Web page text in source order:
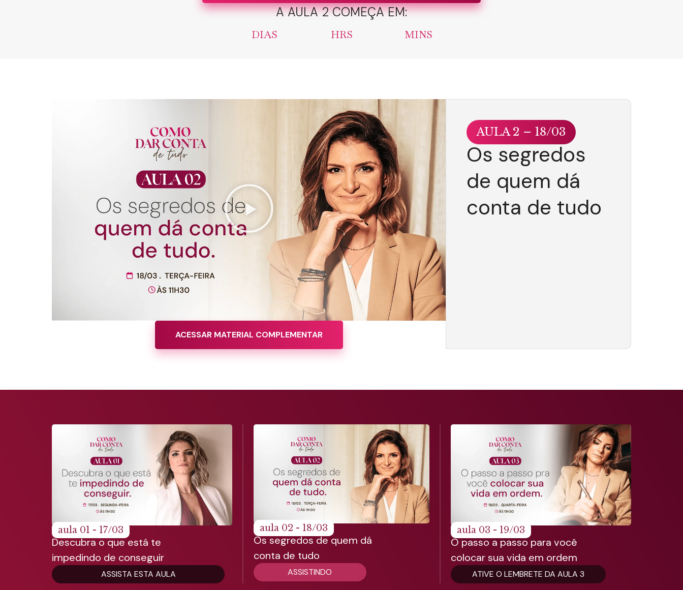
A AULA 2 COMEÇA EM:
DIAS HRS MINS
ACESSAR MATERIAL COMPLEMENTAR
AULA 2 – 18/03
Os segredos
de quem dá
conta de tudo
aula 01 - 17/03
Descubra o que está te
impedindo de conseguir
ASSISTA ESTA AULA
aula 02 - 18/03
Os segredos de quem dá
conta de tudo
ASSISTINDO
aula 03 - 19/03
O passo a passo para você
colocar sua vida em ordem
ATIVE O LEMBRETE DA AULA 3